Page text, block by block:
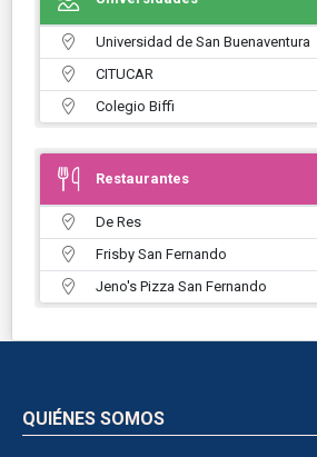
Universidad de San Buenaventura
CITUCAR
Colegio Biffi
Restaurantes
De Res
Frisby San Fernando
Jeno's Pizza San Fernando
QUIÉNES SOMOS